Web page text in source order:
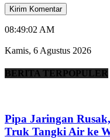
08:49:03 AM
Kamis, 6 Agustus 2026
BERITA TERPOPULER
Pipa Jaringan
Truk Tangki Air ke